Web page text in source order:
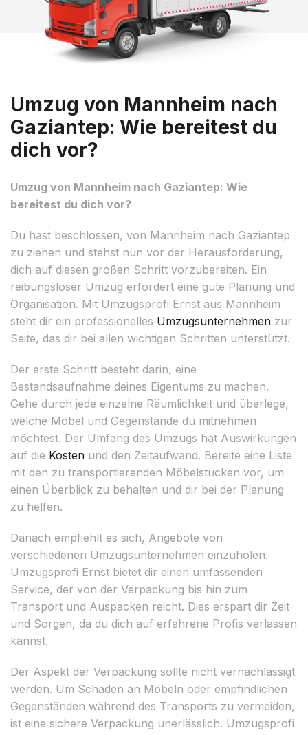
Umzug von Mannheim nach
Gaziantep: Wie bereitest du
dich vor?
Umzug von Mannheim nach Gaziantep: Wie
bereitest du dich vor?
Du hast beschlossen, von Mannheim nach Gaziantep
zu ziehen und stehst nun vor der Herausforderung,
dich auf diesen großen Schritt vorzubereiten. Ein
reibungsloser Umzug erfordert eine gute Planung und
Organisation. Mit Umzugsprofi Ernst aus Mannheim
steht dir ein professionelles Umzugsunternehmen zur
Seite, das dir bei allen wichtigen Schritten unterstützt.
Der erste Schritt besteht darin, eine
Bestandsaufnahme deines Eigentums zu machen.
Gehe durch jede einzelne Räumlichkeit und überlege,
welche Möbel und Gegenstände du mitnehmen
möchtest. Der Umfang des Umzugs hat Auswirkungen
auf die Kosten und den Zeitaufwand. Bereite eine Liste
mit den zu transportierenden Möbelstücken vor, um
einen Überblick zu behalten und dir bei der Planung
zu helfen.
Danach empfiehlt es sich, Angebote von
verschiedenen Umzugsunternehmen einzuholen.
Umzugsprofi Ernst bietet dir einen umfassenden
Service, der von der Verpackung bis hin zum
Transport und Auspacken reicht. Dies erspart dir Zeit
und Sorgen, da du dich auf erfahrene Profis verlassen
kannst.
Der Aspekt der Verpackung sollte nicht vernachlässigt
werden. Um Schäden an Möbeln oder empfindlichen
Gegenständen während des Transports zu vermeiden,
ist eine sichere Verpackung unerlässlich. Umzugsprofi